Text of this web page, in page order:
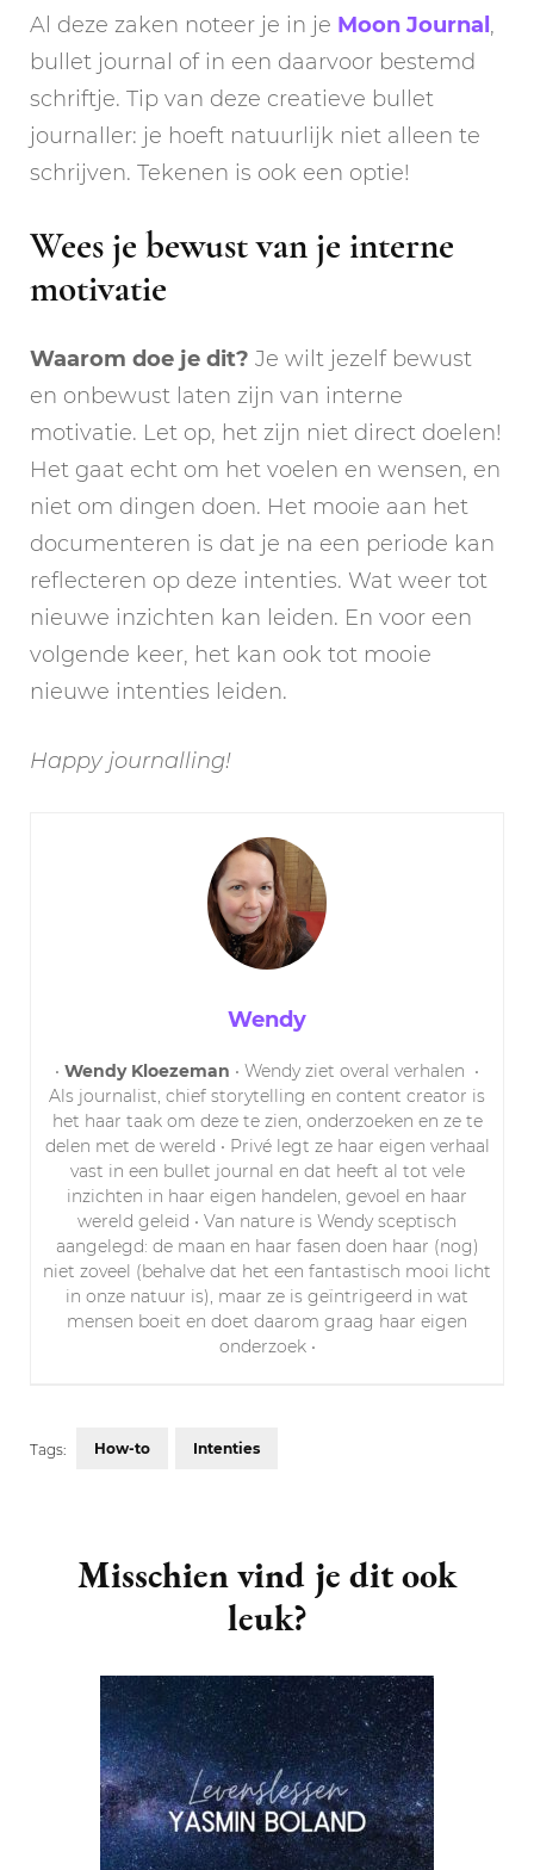
Al deze zaken noteer je in je Moon Journal ,
bullet journal of in een daarvoor bestemd
schriftje. Tip van deze creatieve bullet
journaller: je hoeft natuurlijk niet alleen te
schrijven. Tekenen is ook een optie!
Wees je bewust van je interne
motivatie
Waarom doe je dit? Je wilt jezelf bewust
en onbewust laten zijn van interne
motivatie. Let op, het zijn niet direct doelen!
Het gaat echt om het voelen en wensen, en
niet om dingen doen. Het mooie aan het
documenteren is dat je na een periode kan
reflecteren op deze intenties. Wat weer tot
nieuwe inzichten kan leiden. En voor een
volgende keer, het kan ook tot mooie
nieuwe intenties leiden.
Happy journalling!
Wendy
• Wendy Kloezeman • Wendy ziet overal verhalen •
Als journalist, chief storytelling en content creator is
het haar taak om deze te zien, onderzoeken en ze te
delen met de wereld • Privé legt ze haar eigen verhaal
vast in een bullet journal en dat heeft al tot vele
inzichten in haar eigen handelen, gevoel en haar
wereld geleid • Van nature is Wendy sceptisch
aangelegd: de maan en haar fasen doen haar (nog)
niet zoveel (behalve dat het een fantastisch mooi licht
in onze natuur is), maar ze is geïntrigeerd in wat
mensen boeit en doet daarom graag haar eigen
onderzoek •
Tags: How-to Intenties
Navigation
Misschien vind je dit ook
leuk?